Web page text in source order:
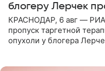
блогеру Лерчек
КРАСНОДАР, 6 авг —
пропуск таргетной
опухоли у блогера